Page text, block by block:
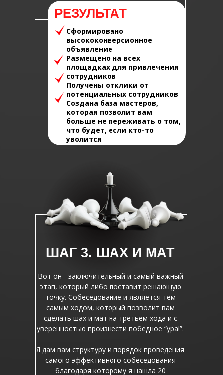
Вот он - заключительный и самый важный
этап, который либо поставит решающую
точку. Собеседование и является тем
самым ходом, который позволит вам
сделать шах и мат на третьем хода и с
уверенностью произнести победное “ура!”.
Я дам вам структуру и порядок проведения
самого эффективного собеседования
благодаря которому я нашла 20
РЕЗУЛЬТАТ
Сформировано
высококонверсионное
объявление
Размещено на всех
площадках для привлечения
сотрудников
Получены отклики от
потенциальных сотрудников
Создана база мастеров,
которая позволит вам
больше не переживать о том,
что будет, если кто-то
уволится
ШАГ 3. ШАХ И МАТ